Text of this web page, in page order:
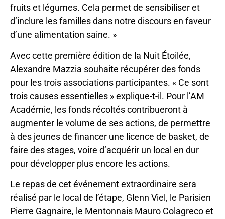
fruits et légumes. Cela permet de sensibiliser et
d’inclure les familles dans notre discours en faveur
d’une alimentation saine. »
Avec cette première édition de la Nuit Étoilée,
Alexandre Mazzia souhaite récupérer des fonds
pour les trois associations participantes. « Ce sont
trois causes essentielles » explique-t-il. Pour l’AM
Académie, les fonds récoltés contribueront à
augmenter le volume de ses actions, de permettre
à des jeunes de financer une licence de basket, de
faire des stages, voire d’acquérir un local en dur
pour développer plus encore les actions.
Le repas de cet événement extraordinaire sera
réalisé par le local de l’étape, Glenn Viel, le Parisien
Pierre Gagnaire, le Mentonnais Mauro Colagreco et